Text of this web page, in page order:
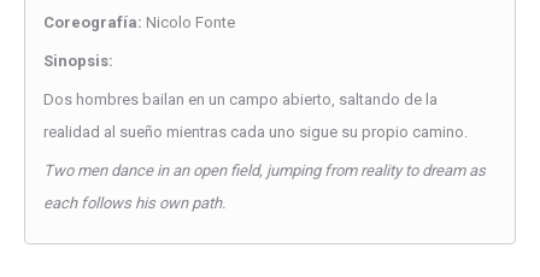
Coreografía: Nicolo Fonte
Sinopsis:
Dos hombres bailan en un campo abierto, saltando de la
realidad al sueño mientras cada uno sigue su propio camino.
Two men dance in an open field, jumping from reality to dream as
each follows his own path.